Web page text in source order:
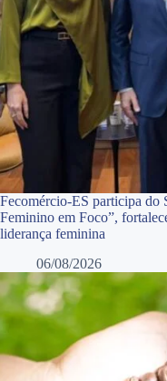
Fecomércio-ES participa do
Feminino em Foco”,
liderança feminina
06/08/2026